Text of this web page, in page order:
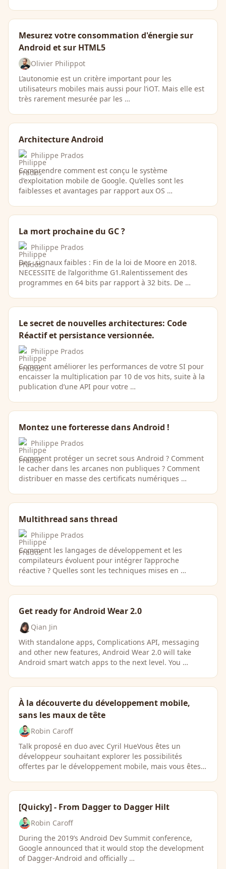
Mesurez votre consommation d'énergie sur
Android et sur HTML5
Olivier Philippot
L’autonomie est un critère important pour les
utilisateurs mobiles mais aussi pour l’iOT. Mais elle est
très rarement mesurée par les …
Architecture Android
Philippe Prados
Comprendre comment est conçu le système
d’exploitation mobile de Google. Qu’elles sont les
faiblesses et avantages par rapport aux OS …
La mort prochaine du GC ?
Philippe Prados
Des .signaux faibles : Fin de la loi de Moore en 2018.
NECESSITE de l’algorithme G1.Ralentissement des
programmes en 64 bits par rapport à 32 bits. De …
Le secret de nouvelles architectures: Code
Réactif et persistance versionnée.
Philippe Prados
Comment améliorer les performances de votre SI pour
encaisser la multiplication par 10 de vos hits, suite à la
publication d’une API pour votre …
Montez une forteresse dans Android !
Philippe Prados
Comment protéger un secret sous Android ? Comment
le cacher dans les arcanes non publiques ? Comment
distribuer en masse des certificats numériques …
Multithread sans thread
Philippe Prados
Comment les langages de développement et les
compilateurs évoluent pour intégrer l’approche
réactive ? Quelles sont les techniques mises en …
Get ready for Android Wear 2.0
Qian Jin
With standalone apps, Complications API, messaging
and other new features, Android Wear 2.0 will take
Android smart watch apps to the next level. You …
À la découverte du développement mobile,
sans les maux de tête
Robin Caroff
Talk proposé en duo avec Cyril HueVous êtes un
développeur souhaitant explorer les possibilités
offertes par le développement mobile, mais vous êtes
[Quicky] - From Dagger to Dagger Hilt
Robin Caroff
During the 2019’s Android Dev Summit conference,
Google announced that it would stop the development
of Dagger-Android and officially …